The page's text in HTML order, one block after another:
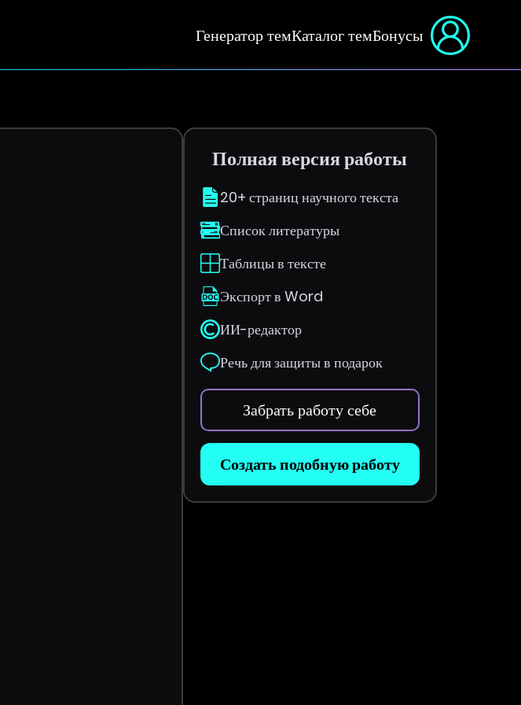
Генератор темКаталог темБонусы
Полная версия работы
20+ страниц научного текста
Список литературы
Таблицы в тексте
Экспорт в Word
ИИ-редактор
Речь для защиты в подарок
Забрать работу себе
Создать подобную работу